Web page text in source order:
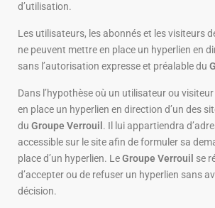
d’utilisation.
Les utilisateurs, les abonnés et les visiteurs
ne peuvent mettre en place un hyperlien en
sans l’autorisation expresse et préalable du
Dans l’hypothèse où un utilisateur ou
en place un hyperlien en direction d’un des
du Groupe Verrouil . Il lui appartiendra
accessible sur le site afin de formuler sa
place d’un hyperlien. LeGroupe Verrouil se
d’accepter ou de refuser un hyperlien sans
décision.